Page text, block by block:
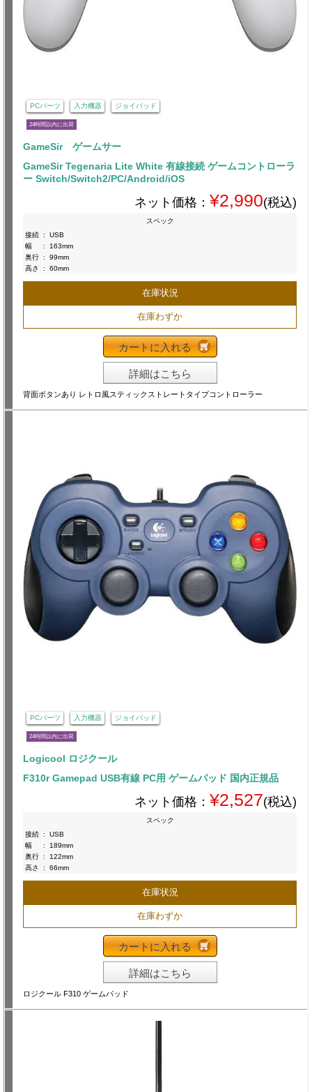
PCパーツ 入力機器 ジョイパッド
24時間以内に出荷
GameSir ゲームサー
GameSir Tegenaria Lite White 有線接続 ゲームコントローラ
ー Switch/Switch2/PC/Android/iOS
ネット価格： ¥2,990(税込)
スペック
接続 :
USB
幅
:
163mm
奥行 :
99mm
高さ
: 60mm
在庫状況
在庫わずか
カートに入れる
詳細はこちら
背面ボタンあり レトロ風スティックストレートタイプコントローラー
PCパーツ 入力機器 ジョイパッド
24時間以内に出荷
Logicool ロジクール
F310r Gamepad USB有線 PC用 ゲームパッド 国内正規品
ネット価格： ¥2,527(税込)
スペック
接続 :
USB
幅
:
189mm
奥行 :
122mm
高さ
: 66mm
在庫状況
在庫わずか
カートに入れる
詳細はこちら
ロジクール F310 ゲームパッド